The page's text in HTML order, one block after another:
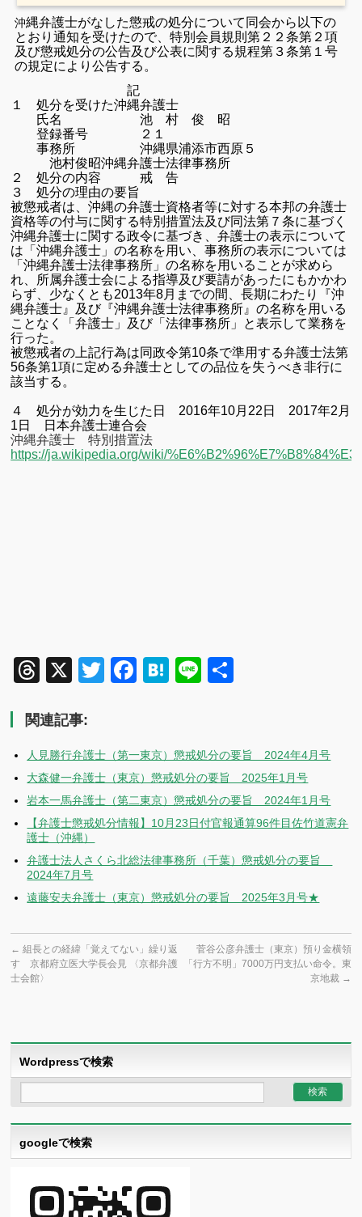
沖縄弁護士がなした懲戒の処分について同会から以下の
とおり通知を受けたので、特別会員規則第２２条第２項
及び懲戒処分の公告及び公表に関する規程第３条第１号
の規定により公告する。
記
１ 処分を受けた沖縄弁護士
氏名 池 村 俊 昭
登録番号 ２１
事務所 沖縄県浦添市西原５
池村俊昭沖縄弁護士法律事務所
２ 処分の内容 戒 告
３ 処分の理由の要旨
被懲戒者は、沖縄の弁護士資格者等に対する本邦の弁護士
資格等の付与に関する特別措置法及び同法第７条に基づく
沖縄弁護士に関する政令に基づき、弁護士の表示について
は「沖縄弁護士」の名称を用い、事務所の表示については
「沖縄弁護士法律事務所」の名称を用いることが求めら
れ、所属弁護士会による指導及び要請があったにもかかわ
らず、少なくとも2013年8月までの間、長期にわたり『沖
縄弁護士』及び『沖縄弁護士法律事務所』の名称を用いる
ことなく「弁護士」及び「法律事務所」と表示して業務を
行った。
被懲戒者の上記行為は同政令第10条で準用する弁護士法第
56条第1項に定める弁護士としての品位を失うべき非行に
該当する。
４ 処分が効力を生じた日 2016年10月22日 2017年2月
1日 日本弁護士連合会
沖縄弁護士 特別措置法
https://ja.wikipedia.org/wiki/
Threads
X TwitterFacebook
Hatena
Line
関連記事:
人見勝行弁護士（第一東京）懲戒処分の要旨 2024年4月号
大森健一弁護士（東京）懲戒処分の要旨 2025年1月号
岩本一馬弁護士（第二東京）懲戒処分の要旨 2024年1月号
【弁護士懲戒処分情報】10月23日付官報通算96件目佐竹道憲弁
護士（沖縄）
弁護士法人さくら北総法律事務所（千葉）懲戒処分の要旨
2024年7月号
遠藤安夫弁護士（東京）懲戒処分の要旨 2025年3月号★
← 組長との経緯「覚えてない」繰り返
す 京都府立医大学長会見 〈京都弁護
士会館〉
菅谷公彦弁護士（東京）預り金横領
「行方不明」7000万円支払い命令。東
京地裁 →
Wordpressで検索
googleで検索